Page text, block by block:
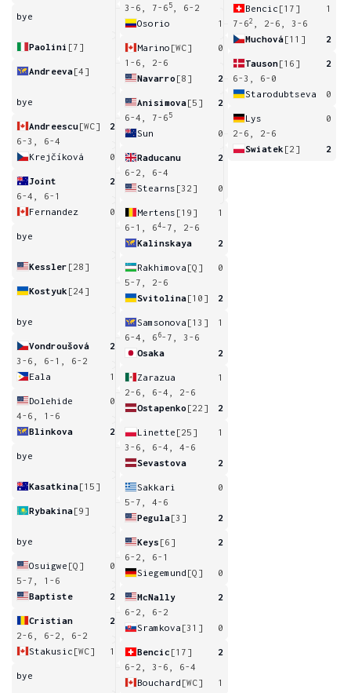
bye
Paolini [7]
Andreeva[4]
bye
Andreescu[WC]
2
6-3, 6-4
Krejčíková
0
Joint
2
6-4, 6-1
Fernandez
0
bye
Kessler [28]
Kostyuk [24]
bye
Vondroušová
2
3-6, 6-1, 6-2
Eala
1
Dolehide
0
4-6, 1-6
Blinkova
2
bye
Kasatkina[15]
Rybakina[9]
bye
Osuigwe [Q]
0
5-7, 1-6
Baptiste
2
Cristian
2
2-6, 6-2, 6-2
Stakusic [WC] 1
bye
3-6, 7-6 5
, 6-2
Osorio
1
Marino [WC]
0
1-6, 2-6
Navarro [8] 2
Anisimova[5]
2
6-4, 7-6 5
Sun 0
Raducanu
2
6-2, 6-4
Stearns [32] 0
Mertens [19]
1
6-1, 64-7, 2-6
Kalinskaya
2
Rakhimova [Q]
0
5-7, 2-6
Svitolina[10] 2
Samsonova [13]
1
6-4, 6 6-7, 3-6
Osaka
2
Zarazua
1
2-6, 6-4, 2-6
Ostapenko [22] 2
Linette [25]
1
3-6, 6-4, 4-6
Sevastova
2
Sakkari
0
5-7, 4-6
Pegula[3] 2
Keys [6]
2
6-2, 6-1
Siegemund [Q] 0
McNally
2
6-2, 6-2
Sramkova [31] 0
Bencic [17]
2
6-2, 3-6, 6-4
Bouchard [WC] 1
Bencic [17]
1
7-62
, 2-6, 3-6
Muchová[11] 2
Tauson[16]
2
6-3, 6-0
Starodubtseva
0
Lys
0
2-6, 2-6
Swiatek [2] 2